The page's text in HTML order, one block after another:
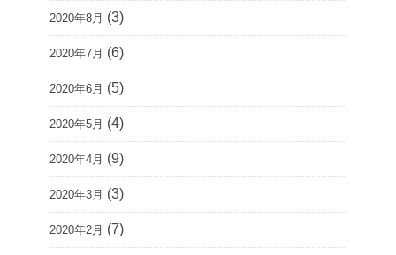
2020年8月 (3)
2020年7月 (6)
2020年6月 (5)
2020年5月 (4)
2020年4月 (9)
2020年3月 (3)
2020年2月 (7)